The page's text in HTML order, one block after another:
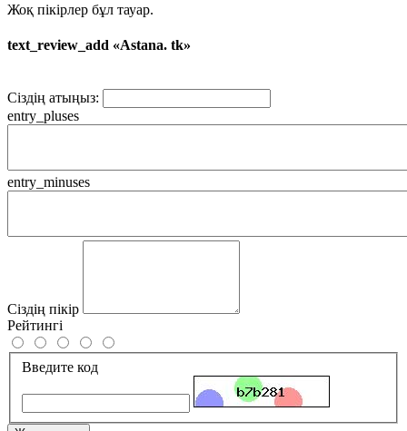
Жоқ пікірлер бұл тауар.
text_review_add «Astana. tk»
Сіздің атыңыз:
entry_pluses
entry_minuses
Сіздің пікір
Рейтингі
Введите код